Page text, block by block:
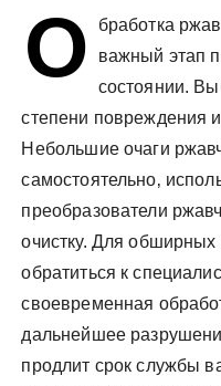
О
бработка
важный этап
состоянии.
степени повреждения
Небольшие очаги
самостоятельно‚
преобразователи
очистку. Для
обратиться к
своевременная
дальнейшее
продлит срок службы